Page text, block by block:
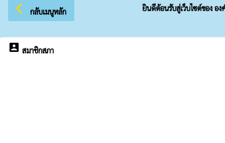
arrow_back_ios กลับเมนูหลัก ยินดีต้อนรับสู่เว็บไซต์ของ องค์ก
account_box สมาชิกสภา